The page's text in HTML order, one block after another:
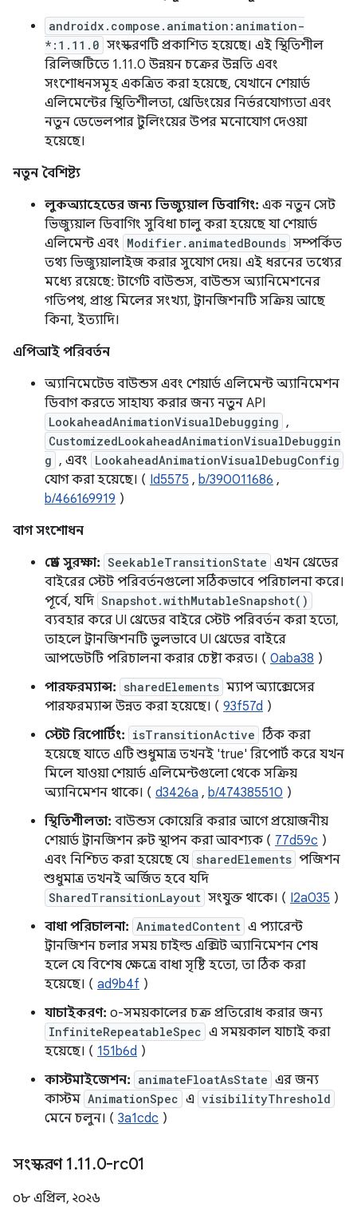
androidx.compose.animation:animation-
*:1.11.0 সংস্করণটি প্রকাশিত হয়েছে। এই স্থিতিশীল
রিলিজটিতে 1.11.0 উন্নয়ন চক্রের উন্নতি এবং
সংশোধনসমূহ একত্রিত করা হয়েছে, যেখানে শেয়ার্ড
এলিমেন্টের স্থিতিশীলতা, থ্রেডিংয়ের নির্ভরযোগ্যতা এবং
নতুন ডেভেলপার টুলিংয়ের উপর মনোযোগ দেওয়া
হয়েছে।
নতুন বৈশিষ্ট্য
লুকঅ্যাহেডের জন্য ভিজ্যুয়াল ডিবাগিং: এক নতুন সেট
ভিজ্যুয়াল ডিবাগিং সুবিধা চালু করা হয়েছে যা শেয়ার্ড
এলিমেন্ট এবং Modifier.animatedBounds সম্পর্কিত
তথ্য ভিজ্যুয়ালাইজ করার সুযোগ দেয়। এই ধরনের তথ্যের
মধ্যে রয়েছে: টার্গেট বাউন্ডস, বাউন্ডস অ্যানিমেশনের
গতিপথ, প্রাপ্ত মিলের সংখ্যা, ট্রানজিশনটি সক্রিয় আছে
কিনা, ইত্যাদি।
এপিআই পরিবর্তন
অ্যানিমেটেড বাউন্ডস এবং শেয়ার্ড এলিমেন্ট অ্যানিমেশন
ডিবাগ করতে সাহায্য করার জন্য নতুন API
LookaheadAnimationVisualDebugging ,
CustomizedLookaheadAnimationVisualDebuggin
g , এবং LookaheadAnimationVisualDebugConfig
যোগ করা হয়েছে। ( Id5575 , b/390011686 ,
b/466169919 )
বাগ সংশোধন
থ্রেড সুরক্ষা: SeekableTransitionState এখন থ্রেডের
বাইরের স্টেট পরিবর্তনগুলো সঠিকভাবে পরিচালনা করে।
পূর্বে, যদি Snapshot.withMutableSnapshot()
ব্যবহার করে UI থ্রেডের বাইরে স্টেট পরিবর্তন করা হতো,
তাহলে ট্রানজিশনটি ভুলভাবে UI থ্রেডের বাইরে
আপডেটটি পরিচালনা করার চেষ্টা করত। ( 0aba38 )
পারফরম্যান্স: sharedElements ম্যাপ অ্যাক্সেসের
পারফরম্যান্স উন্নত করা হয়েছে। ( 93f57d )
স্টেট রিপোর্টিং: isTransitionActive ঠিক করা
হয়েছে যাতে এটি শুধুমাত্র তখনই 'true' রিপোর্ট করে যখন
মিলে যাওয়া শেয়ার্ড এলিমেন্টগুলো থেকে সক্রিয়
অ্যানিমেশন থাকে। ( d3426a , b/474385510 )
স্থিতিশীলতা: বাউন্ডস কোয়েরি করার আগে প্রয়োজনীয়
শেয়ার্ড ট্রানজিশন রুট স্থাপন করা আবশ্যক ( 77d59c )
এবং নিশ্চিত করা হয়েছে যে sharedElements পজিশন
শুধুমাত্র তখনই অর্জিত হবে যদি
SharedTransitionLayout সংযুক্ত থাকে। ( I2a035 )
বাধা পরিচালনা: AnimatedContent এ প্যারেন্ট
ট্রানজিশন চলার সময় চাইল্ড এক্সিট অ্যানিমেশন শেষ
হলে যে বিশেষ ক্ষেত্রে বাধা সৃষ্টি হতো, তা ঠিক করা
হয়েছে। ( ad9b4f )
যাচাইকরণ: ০-সময়কালের চক্র প্রতিরোধ করার জন্য
InfiniteRepeatableSpec এ সময়কাল যাচাই করা
হয়েছে। ( 151b6d )
কাস্টমাইজেশন: animateFloatAsState এর জন্য
কাস্টম AnimationSpec এ visibilityThreshold
মেনে চলুন। ( 3a1cdc )
সংস্করণ 1.11.0-rc01
০৮ এপ্রিল, ২০২৬